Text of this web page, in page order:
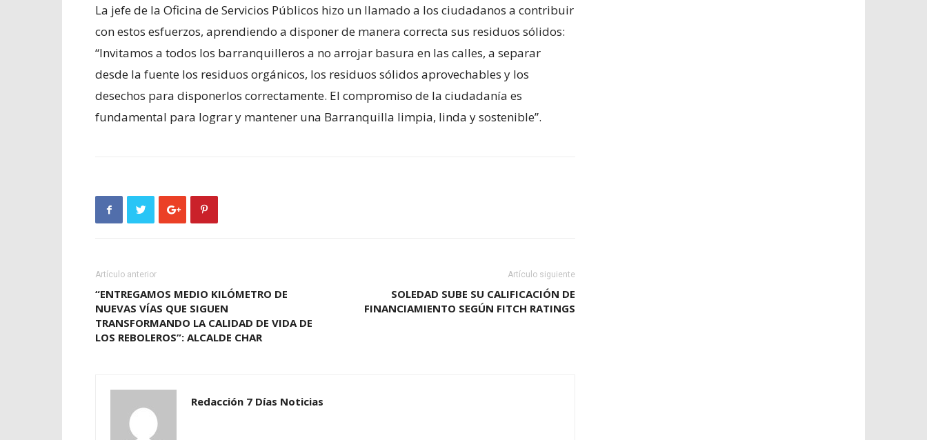
La jefe de la Oficina de Servicios Públicos hizo un llamado a los ciudadanos a contribuir
con estos esfuerzos, aprendiendo a disponer de manera correcta sus residuos sólidos:
“Invitamos a todos los barranquilleros a no arrojar basura en las calles, a separar
desde la fuente los residuos orgánicos, los residuos sólidos aprovechables y los
desechos para disponerlos correctamente. El compromiso de la ciudadanía es
fundamental para lograr y mantener una Barranquilla limpia, linda y sostenible”.
Artículo anterior
“ENTREGAMOS MEDIO KILÓMETRO DE
NUEVAS VÍAS QUE SIGUEN
TRANSFORMANDO LA CALIDAD DE VIDA DE
LOS REBOLEROS”: ALCALDE CHAR
Artículo siguiente
SOLEDAD SUBE SU CALIFICACIÓN DE
FINANCIAMIENTO SEGÚN FITCH RATINGS
Redacción 7 Días Noticias